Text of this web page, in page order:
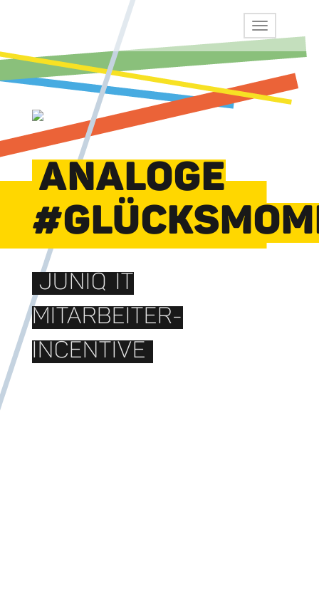
ANALOGE
JUNIQ IT
MITARBEITER-
INCENTIVE